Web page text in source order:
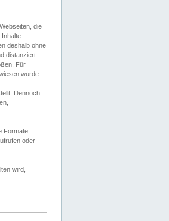
die
Inhalte
deshalb ohne
distanziert
Für
wurde.
Dennoch
Formate
oder
wird,